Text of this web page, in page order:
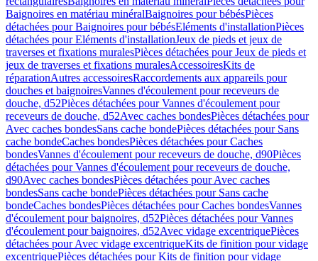
Baignoires en matériau minéralBaignoires pour bébésPièces
détachées pour Baignoires pour bébésEléments d'installationPièces
détachées pour Eléments d'installationJeux de pieds et jeux de
traverses et fixations muralesPièces détachées pour Jeux de pieds et
jeux de traverses et fixations muralesAccessoiresKits de
réparationAutres accessoiresRaccordements aux appareils pour
douches et baignoiresVannes d'écoulement pour receveurs de
douche, d52Pièces détachées pour Vannes d'écoulement pour
receveurs de douche, d52Avec caches bondesPièces détachées pour
Avec caches bondesSans cache bondePièces détachées pour Sans
cache bondeCaches bondesPièces détachées pour Caches
bondesVannes d'écoulement pour receveurs de douche, d90Pièces
détachées pour Vannes d'écoulement pour receveurs de douche,
d90Avec caches bondesPièces détachées pour Avec caches
bondesSans cache bondePièces détachées pour Sans cache
bondeCaches bondesPièces détachées pour Caches bondesVannes
d'écoulement pour baignoires, d52Pièces détachées pour Vannes
d'écoulement pour baignoires, d52Avec vidage excentriquePièces
détachées pour Avec vidage excentriqueKits de finition pour vidage
excentriquePièces détachées pour Kits de finition pour vidage